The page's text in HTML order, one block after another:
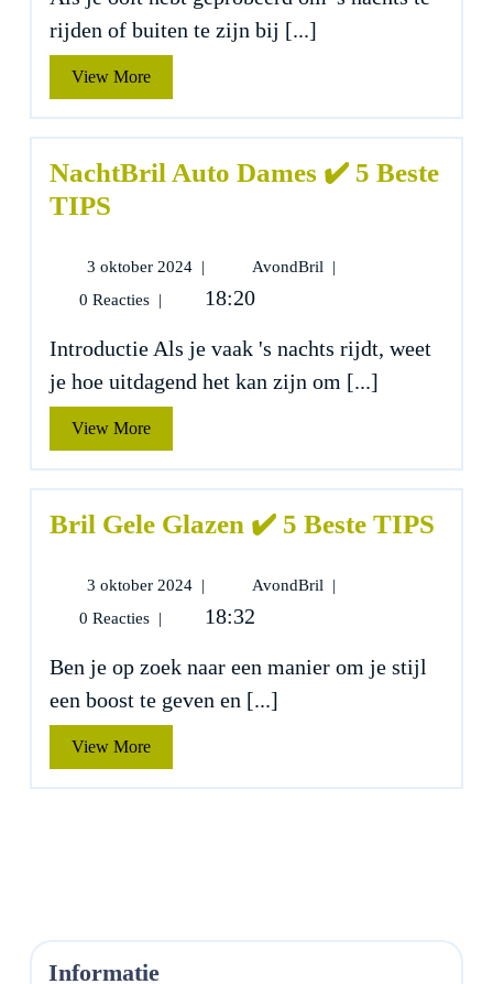
Beste
rijden of buiten te zijn bij [...]
View MoreView
More
NachtBril Auto Dames ✔️ 5 Beste
TIPS
3 oktober 2024 3
2024
| AvondBril
NachtBril
5
Beste
|
0 Reacties | 18:20
Introductie Als je vaak 's nachts rijdt, weet
je hoe uitdagend het kan zijn om [...]
View MoreView
More
Bril Gele Glazen ✔️ 5 Beste TIPS
3 oktober 2024 3
2024
| AvondBril
Bril
5
|
0 Reacties | 18:32
Ben je op zoek naar een manier om je stijl
een boost te geven en [...]
View MoreView
More
Informatie